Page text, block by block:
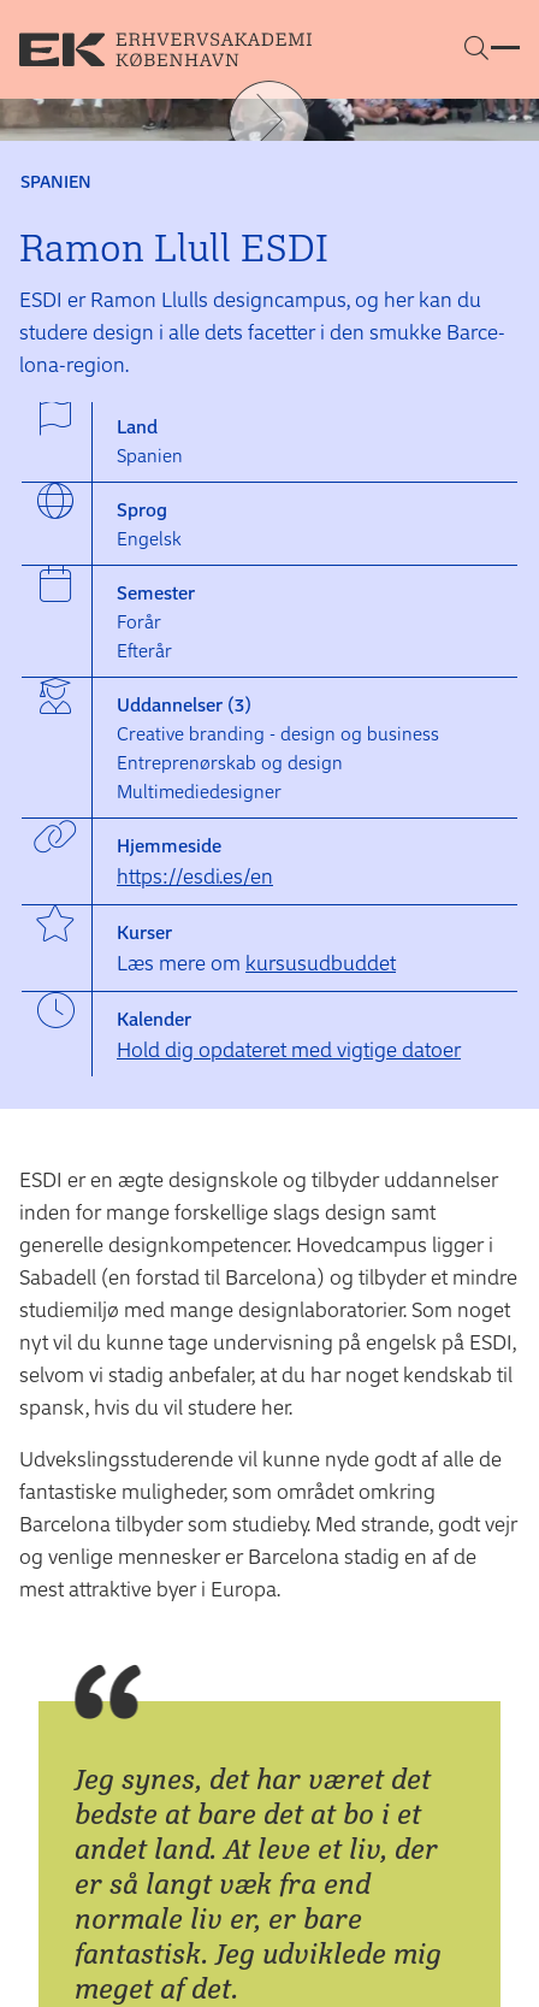
SPANIEN
Ramon Llull ESDI
ESDI er Ramon Llulls design­campus, og her kan du
studere design i alle dets facetter i den smukke Barce­
lona-region.
Land
Spanien
Sprog
Engelsk
Semester
Forår
Efterår
Uddannelser (3)
Creative branding - design og business
Entreprenørskab og design
Multimediedesigner
Hjemmeside
https://esdi.es/en
Kurser
Læs mere om kursusudbuddet
Kalender
Hold dig opdateret med vigtige datoer
ESDI er en ægte designskole og tilbyder uddannelser
inden for mange forskellige slags design samt
generelle designkompetencer. Hovedcampus ligger i
Sabadell (en forstad til Barcelona) og tilbyder et mindre
studiemiljø med mange designlaboratorier. Som noget
nyt vil du kunne tage undervisning på engelsk på ESDI,
selvom vi stadig anbefaler, at du har noget kendskab til
spansk, hvis du vil studere her.
Udvekslingsstuderende vil kunne nyde godt af alle de
fantastiske muligheder, som området omkring
Barcelona tilbyder som studieby. Med strande, godt vejr
og venlige mennesker er Barcelona stadig en af de
mest attraktive byer i Europa.
Jeg synes, det har været det
bedste at bare det at bo i et
andet land. At leve et liv, der
er så langt væk fra end
normale liv er, er bare
fantastisk. Jeg udviklede mig
meget af det.